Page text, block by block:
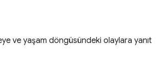
ve yaşam döngüsündeki olaylara yanıt